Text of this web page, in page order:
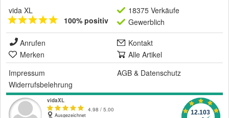
vida XL
100% positiv
18375 Verkäufe
Gewerblich
Anrufen
Kontakt
Merken
Alle Artikel
Impressum
AGB & Datenschutz
Widerrufsbelehrung